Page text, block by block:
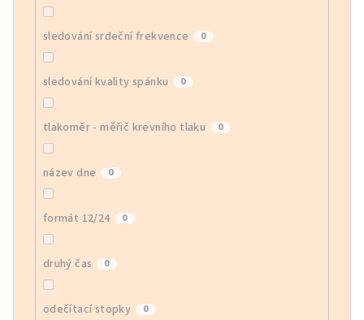
sledování srdeční frekvence 0
sledování kvality spánku 0
tlakoměr - měřič krevního tlaku 0
název dne 0
formát 12/24 0
druhý čas 0
odečítací stopky 0